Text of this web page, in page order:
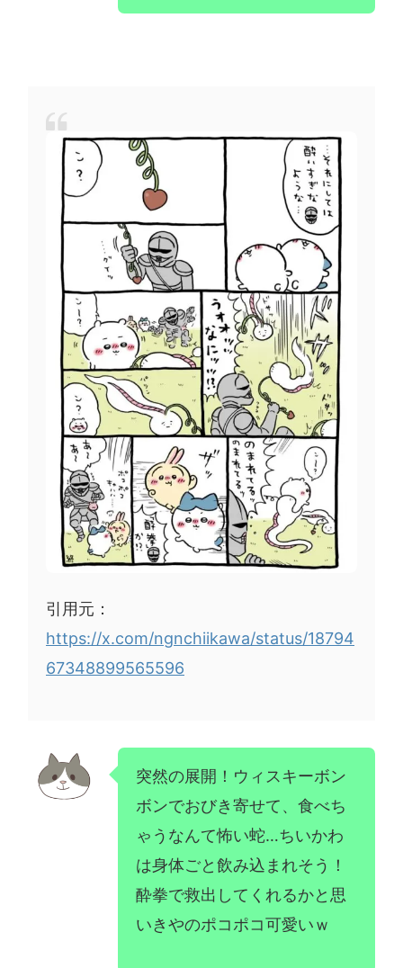
引用元：
https://x.com/ngnchiikawa/status/18794
67348899565596
突然の展開！ウィスキーボン
ボンでおびき寄せて、食べち
ゃうなんて怖い蛇…ちいかわ
は身体ごと飲み込まれそう！
酔拳で救出してくれるかと思
いきやのポコポコ可愛いｗ